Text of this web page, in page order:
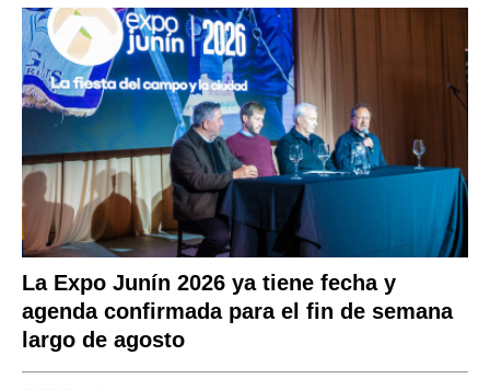
La Expo Junín 2026 ya tiene fecha y
agenda confirmada para el fin de semana
largo de agosto